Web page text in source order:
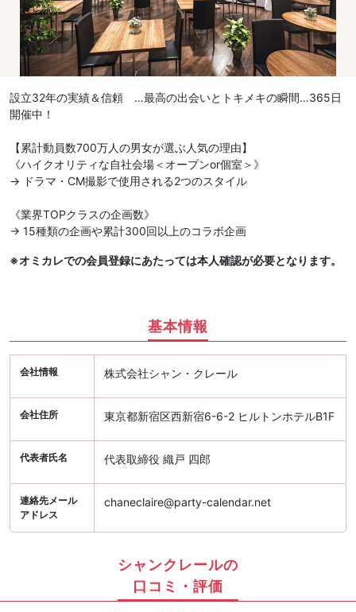
設立32年の実績＆信頼 …最高の出会いとトキメキの瞬間…365日
開催中！
【累計動員数700万人の男女が選ぶ人気の理由】
《ハイクオリティな自社会場＜オープンor個室＞》
→ ドラマ・CM撮影で使用される2つのスタイル
《業界TOPクラスの企画数》
→ 15種類の企画や累計300回以上のコラボ企画
※オミカレでの会員登録にあたっては本人確認が必要となります。
基本情報
会社情報 株式会社シャン・クレール
会社住所 東京都新宿区西新宿6-6-2 ヒルトンホテルB1F
代表者氏名 代表取締役 織戸 四郎
連絡先メール
アドレス
chaneclaire@party-calendar.net
シャンクレールの
口コミ・評価